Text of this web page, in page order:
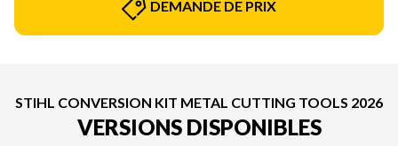
DEMANDE DE PRIX
STIHL CONVERSION KIT METAL CUTTING TOOLS 2026
VERSIONS DISPONIBLES